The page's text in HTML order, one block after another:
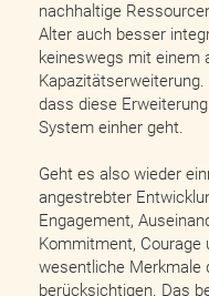
nachhaltige
Alter auch besser
keineswegs mit einem
dass diese
System einher geht.
Geht es also wieder
angestrebter
Engagement,
Kommitment, Courage
wesentliche Merkmale
berücksichtigen. Das